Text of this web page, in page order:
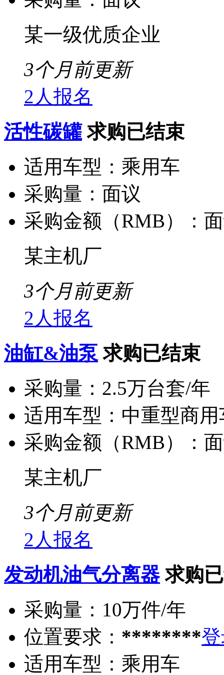
某一级优质企业
3个月前更新
2人报名
活性碳罐 求购已结束
适用车型： 乘用车
采购量： 面议
采购金额（RMB）：
某主机厂
3个月前更新
2人报名
油缸&油泵 求购已结束
采购量： 2.5万台套/年
适用车型： 中重型商
采购金额（RMB）：
某主机厂
3个月前更新
2人报名
发动机油气分离器 求购
采购量： 10万件/年
位置要求： ********
适用车型： 乘用车